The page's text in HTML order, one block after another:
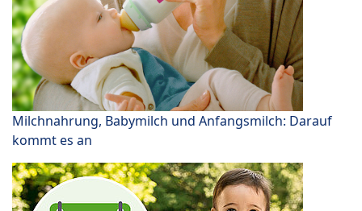
Milchnahrung, Babymilch und Anfangsmilch: Darauf
kommt es an